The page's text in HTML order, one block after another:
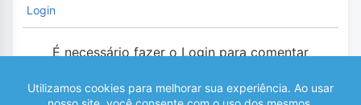
Login
É necessário fazer o Login para comentar
0 COMENTÁRIOS